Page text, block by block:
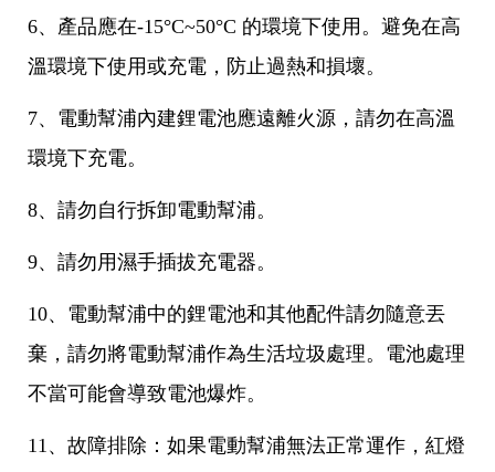
6、產品應在-15°C~50°C 的環境下使用。避免在高
溫環境下使用或充電，防止過熱和損壞。
7、電動幫浦內建鋰電池應遠離火源，請勿在高溫
環境下充電。
8、請勿自行拆卸電動幫浦。
9、請勿用濕手插拔充電器。
10、電動幫浦中的鋰電池和其他配件請勿隨意丟
棄，請勿將電動幫浦作為生活垃圾處理。電池處理
不當可能會導致電池爆炸。
11、故障排除：如果電動幫浦無法正常運作，紅燈